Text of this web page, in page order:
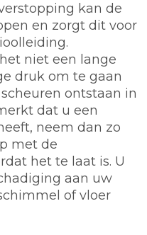
kan de
en zorgt dit voor
niet een lange
druk om te gaan
ontstaan in
dat u een
neem dan zo
met de
het te laat is. U
aan uw
of vloer